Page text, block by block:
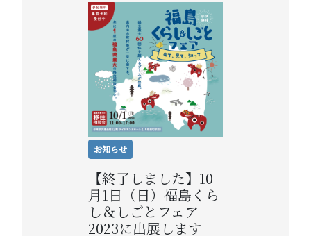
お知らせ
【終了しました】10
月1日（日）福島くら
し＆しごとフェア
2023に出展します